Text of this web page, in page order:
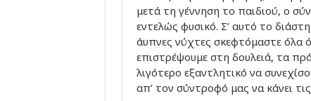
μετά τη γέννηση το παιδιού, ο
εντελώς φυσικό. Σ’ αυτό το
άυπνες νύχτες σκεφτόμαστε όλα
επιστρέψουμε στη δουλειά, τα
λιγότερο εξαντλητικό να
απ’ τον σύντροφό μας να κάνει